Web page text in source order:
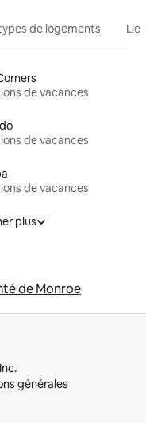
de logements
de vacances
de vacances
de vacances
plus
de Monroe
générales